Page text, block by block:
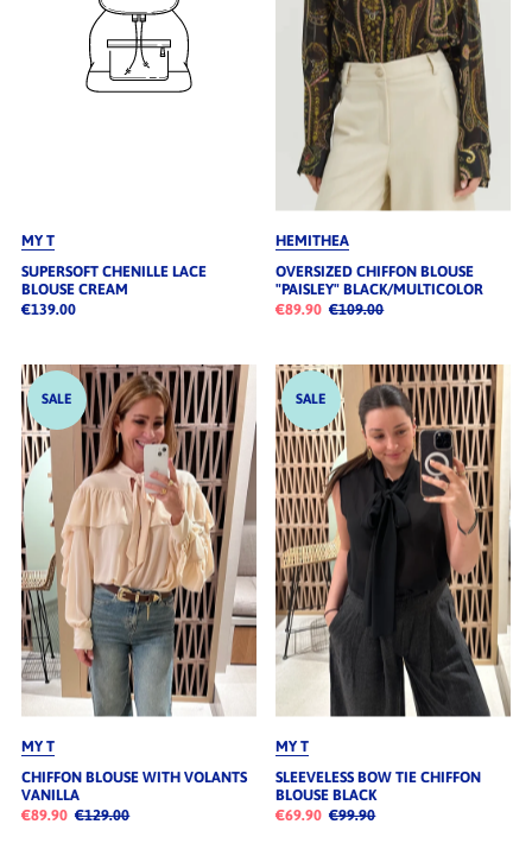
MY T
SUPERSOFT CHENILLE LACE
BLOUSE CREAM
€139.00
HEMITHEA
OVERSIZED CHIFFON BLOUSE
"PAISLEY" BLACK/MULTICOLOR
€89.90 €109.00
SALE
MY T
CHIFFON BLOUSE WITH VOLANTS
VANILLA
€89.90 €129.00
SALE
MY T
SLEEVELESS BOW TIE CHIFFON
BLOUSE BLACK
€69.90 €99.90